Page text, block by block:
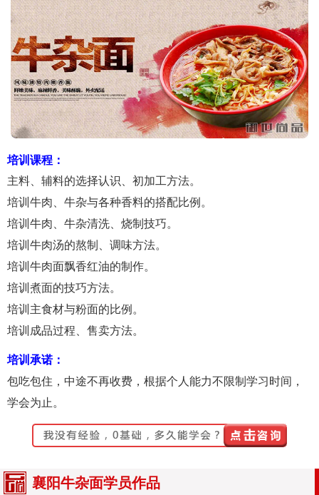
培训课程：
主料、辅料的选择认识、初加工方法。
培训牛肉、牛杂与各种香料的搭配比例。
培训牛肉、牛杂清洗、烧制技巧。
培训牛肉汤的熬制、调味方法。
培训牛肉面飘香红油的制作。
培训煮面的技巧方法。
培训主食材与粉面的比例。
培训成品过程、售卖方法。
培训承诺：
包吃包住，中途不再收费，根据个人能力不限制学习时间，
学会为止。
襄阳牛杂面学员作品